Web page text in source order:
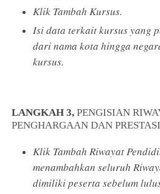
Klik Tambah Kursus.
Isi data terkait kursus yang
dari nama kota hingga
kursus.
LANGKAH 3, PENGISIAN
PENGHARGAAN DAN PRESTASI
Klik Tambah Riwayat
menambahkan seluruh
dimiliki peserta sebelum